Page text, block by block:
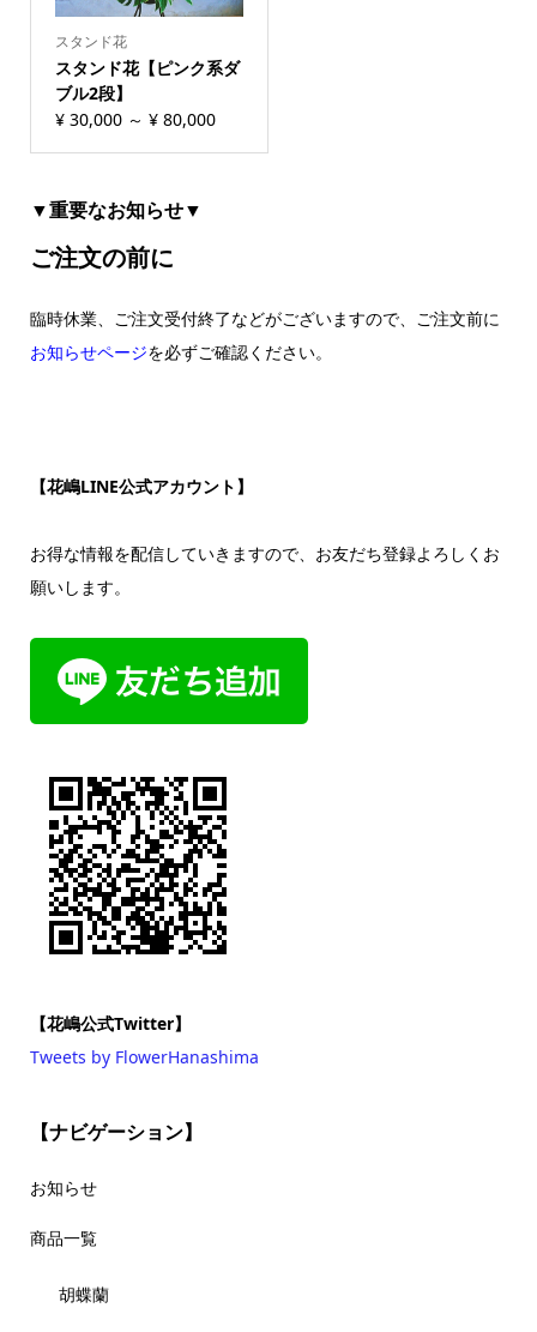
スタンド花
スタンド花【ピンク系ダ
ブル2段】
¥30,000～ ¥80,000
▼重要なお知らせ▼
ご注文の前に
臨時休業、ご注文受付終了などがございますので、ご注文前に
お知らせページを必ずご確認ください。
【花嶋LINE公式アカウント】
お得な情報を配信していきますので、お友だち登録よろしくお
願いします。
【花嶋公式Twitter】
Tweets by FlowerHanashima
【ナビゲーション】
お知らせ
商品一覧
胡蝶蘭